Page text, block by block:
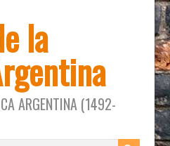
la
ARGENTINA (1492-